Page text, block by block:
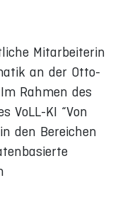
Mitarbeiterin
an der Otto-
Rahmen des
VoLL-KI “Von
den Bereichen